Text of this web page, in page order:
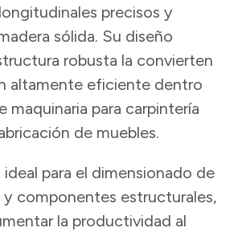
precisos y
sólida. Su diseño
robusta la convierten
altamente eficiente dentro
maquinaria para carpintería
de muebles.
para el dimensionado de
y componentes estructurales,
la productividad al